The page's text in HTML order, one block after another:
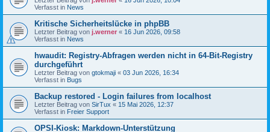
Verfasst in News
Kritische Sicherheitslücke in phpBB
Letzter Beitrag von j.werner « 16 Jun 2026, 09:58
Verfasst in News
hwaudit: Registry-Abfragen werden nicht in 64-Bit-Registry
durchgeführt
Letzter Beitrag von gtokmaji « 03 Jun 2026, 16:34
Verfasst in Bugs
Backup restored - Login failures from localhost
Letzter Beitrag von SirTux « 15 Mai 2026, 12:37
Verfasst in Freier Support
OPSI-Kiosk: Markdown-Unterstützung